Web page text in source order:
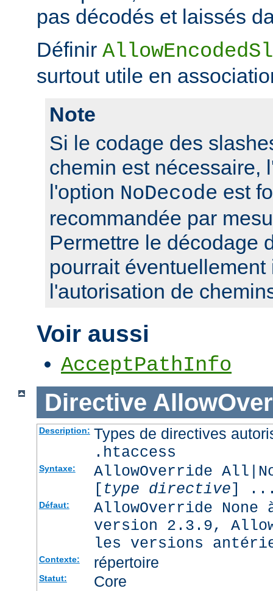
pas décodés et laissés
Définir
surtout utile en
Note
Si le codage des
chemin est nécessaire,
l'option NoDecode est
recommandée par
Permettre le décodage
pourrait éventuellement
l'autorisation de
Voir aussi
AcceptPathInfo
Directive
Description: Types de directives
.htaccess
Syntaxe:
AllowOverride
[ type directive]
Défaut:
AllowOverride
version 2.3.9,
les versions
Contexte: répertoire
Statut: Core